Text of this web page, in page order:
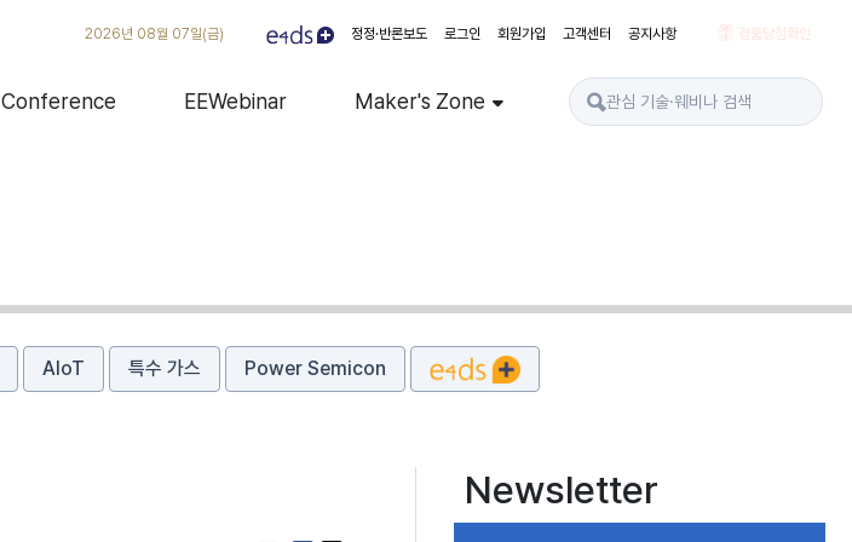
2026년 08월 07일(금) 정정·반론보도 로그인 회원가입 고객센터 공지사항 경품당첨확인
Conference EEWebinar Maker's Zone
AIoT 특수 가스 Power Semicon
Newsletter